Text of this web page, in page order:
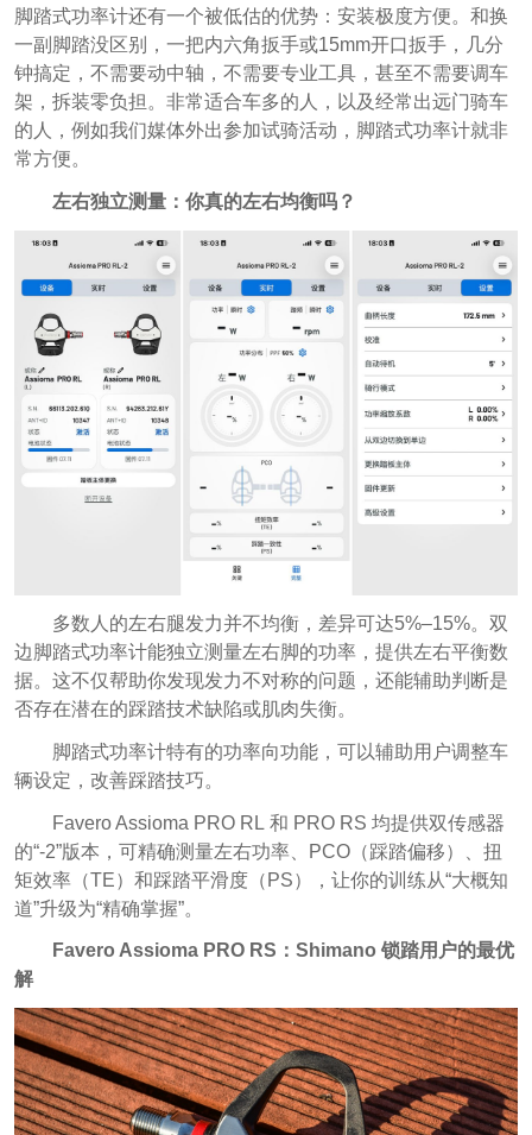
脚踏式功率计还有一个被低估的优势：安装极度方便。和换
一副脚踏没区别，一把内六角扳手或15mm开口扳手，几分
钟搞定，不需要动中轴，不需要专业工具，甚至不需要调车
架，拆装零负担。非常适合车多的人，以及经常出远门骑车
的人，例如我们媒体外出参加试骑活动，脚踏式功率计就非
常方便。
左右独立测量：你真的左右均衡吗？
多数人的左右腿发力并不均衡，差异可达5%–15%。双
边脚踏式功率计能独立测量左右脚的功率，提供左右平衡数
据。这不仅帮助你发现发力不对称的问题，还能辅助判断是
否存在潜在的踩踏技术缺陷或肌肉失衡。
脚踏式功率计特有的功率向功能，可以辅助用户调整车
辆设定，改善踩踏技巧。
Favero Assioma PRO RL 和 PRO RS 均提供双传感器
的“-2”版本，可精确测量左右功率、PCO（踩踏偏移）、扭
矩效率（TE）和踩踏平滑度（PS），让你的训练从“大概知
道”升级为“精确掌握”。
Favero Assioma PRO RS：Shimano 锁踏用户的最优
解